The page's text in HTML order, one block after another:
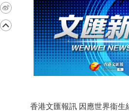
香港文匯報訊 因應世界衞生